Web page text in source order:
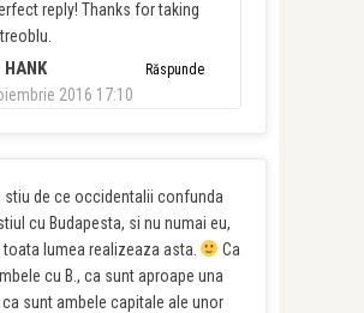
reply! Thanks for taking
HANK
2016 17:10
Răspunde
stiu de ce occidentalii confunda
cu Budapesta, si nu numai eu,
lumea realizeaza asta.
Ca
cu B., ca sunt aproape una
sunt ambele capitale ale unor